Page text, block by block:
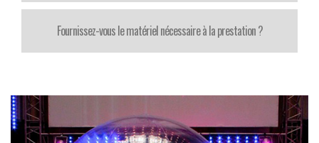
Fournissez-vous le matériel nécessaire à la prestation ?